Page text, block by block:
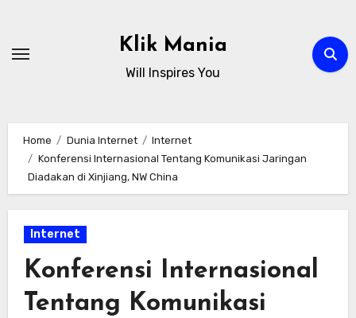
content
Klik Mania
Will Inspires You
Home Dunia Internet
Internet
Konferensi Internasional Tentang Komunikasi Jaringan
Diadakan di Xinjiang, NW China
Internet
Konferensi Internasional
Tentang Komunikasi